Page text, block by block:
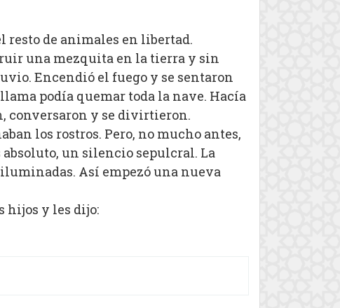
resto de animales en libertad.
una mezquita en la tierra y sin
Encendió el fuego y se sentaron
podía quemar toda la nave. Hacía
conversaron y se divirtieron.
los rostros. Pero, no mucho antes,
un silencio sepulcral. La
Así empezó una nueva
hijos y les dijo: